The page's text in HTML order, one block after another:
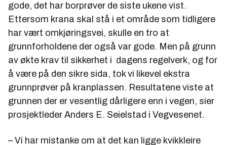
gode, det har borprøver de siste ukene vist.
Ettersom krana skal stå i et område som tidligere
har vært omkjøringsvei, skulle en tro at
grunnforholdene der også var gode. Men på grunn
av økte krav til sikkerhet i dagens regelverk, og for
å være på den sikre sida, tok vi likevel ekstra
grunnprøver på kranplassen. Resultatene viste at
grunnen der er vesentlig dårligere enn i vegen, sier
prosjektleder Anders E. Seielstad i Vegvesenet.
– Vi har mistanke om at det kan ligge kvikkleire